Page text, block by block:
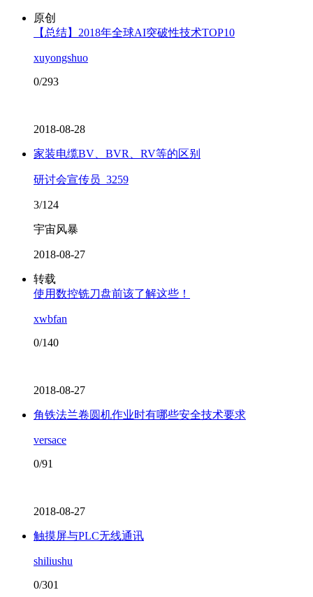
原创
【总结】2018年全球AI突破性技术TOP10
xuyongshuo
0/293
2018-08-28
家装电缆BV、BVR、RV等的区别
研讨会宣传员_3259
3/124
宇宙风暴
2018-08-27
转载
使用数控铣刀盘前该了解这些！
xwbfan
0/140
2018-08-27
角铁法兰卷圆机作业时有哪些安全技术要求
versace
0/91
2018-08-27
触摸屏与PLC无线通讯
shiliushu
0/301